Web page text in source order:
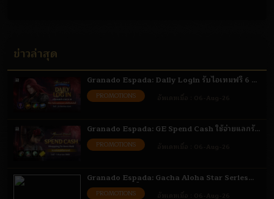
ข่าวล่าสุด
Granado Espada: Daily Login รับไอเทมฟรี 6 -
31 ส.ค. 69
PROMOTIONS
Granado Espada: GE Spend Cash ใช้จ่ายแลกรับ
ไอเทม 6 ส.ค. - 1 ก.ย. 69
PROMOTIONS
Granado Espada: Gacha Aloha Star Series
เติมเงินรับสิทธิ์สุ่มไอเทม 6 - 18 ส.ค. 69
PROMOTIONS